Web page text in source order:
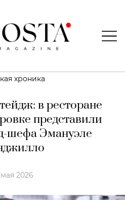
хроника
в ресторане
представили
шефа Эмануэле
2026